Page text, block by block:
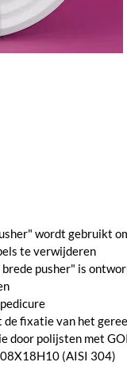
wordt gebruikt
te verwijderen
pusher" is
fixatie van het
door polijsten met
(AISI 304)